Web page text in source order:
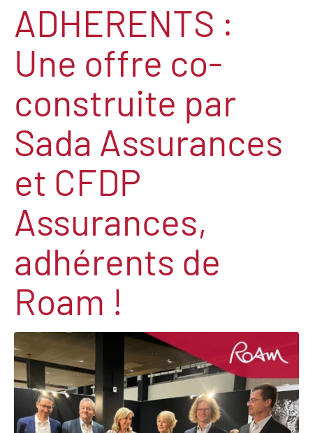
ADHERENTS :
Une offre co-
construite par
Sada Assurances
et CFDP
Assurances,
adhérents de
Roam !